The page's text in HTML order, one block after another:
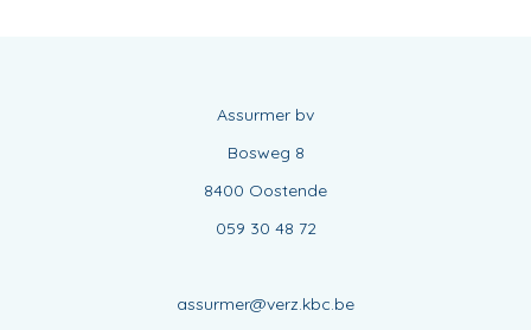
Assurmer bv
Bosweg 8
8400 Oostende
059 30 48 72
assurmer@verz.kbc.be